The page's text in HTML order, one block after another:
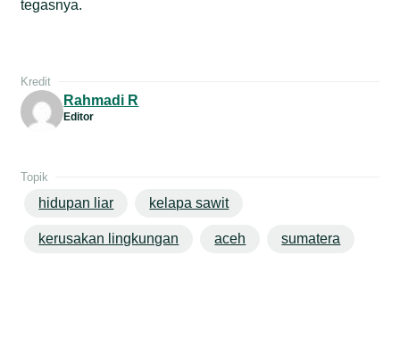
tegasnya.
Kredit
Rahmadi R
Editor
Topik
hidupan liar kelapa sawit
kerusakan lingkungan aceh sumatera